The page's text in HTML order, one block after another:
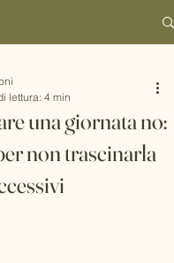
una giornata no:
non trascinarla
lettura: 4 min